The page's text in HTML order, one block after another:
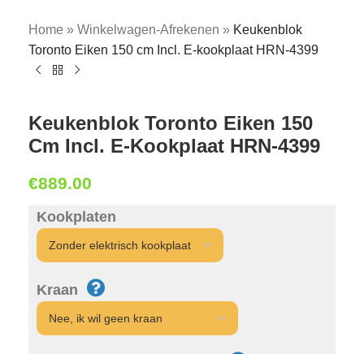
Home » Winkelwagen-Afrekenen » Keukenblok
Toronto Eiken 150 cm Incl. E-kookplaat HRN-4399
Keukenblok Toronto Eiken 150
Cm Incl. E-Kookplaat HRN-4399
€889.00
Kookplaten
Kraan